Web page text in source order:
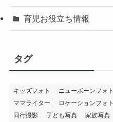
育児お役立ち情報
タグ
キッズフォト ニューボーンフォト
ママライター
ロケーションフォト
同行撮影
子ども写真 家族写真